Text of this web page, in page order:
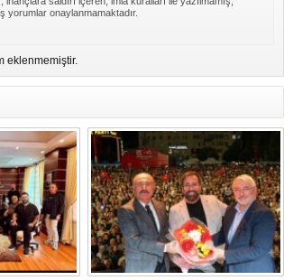
yorumlar onaylanmamaktadır.
eklenmemiştir.